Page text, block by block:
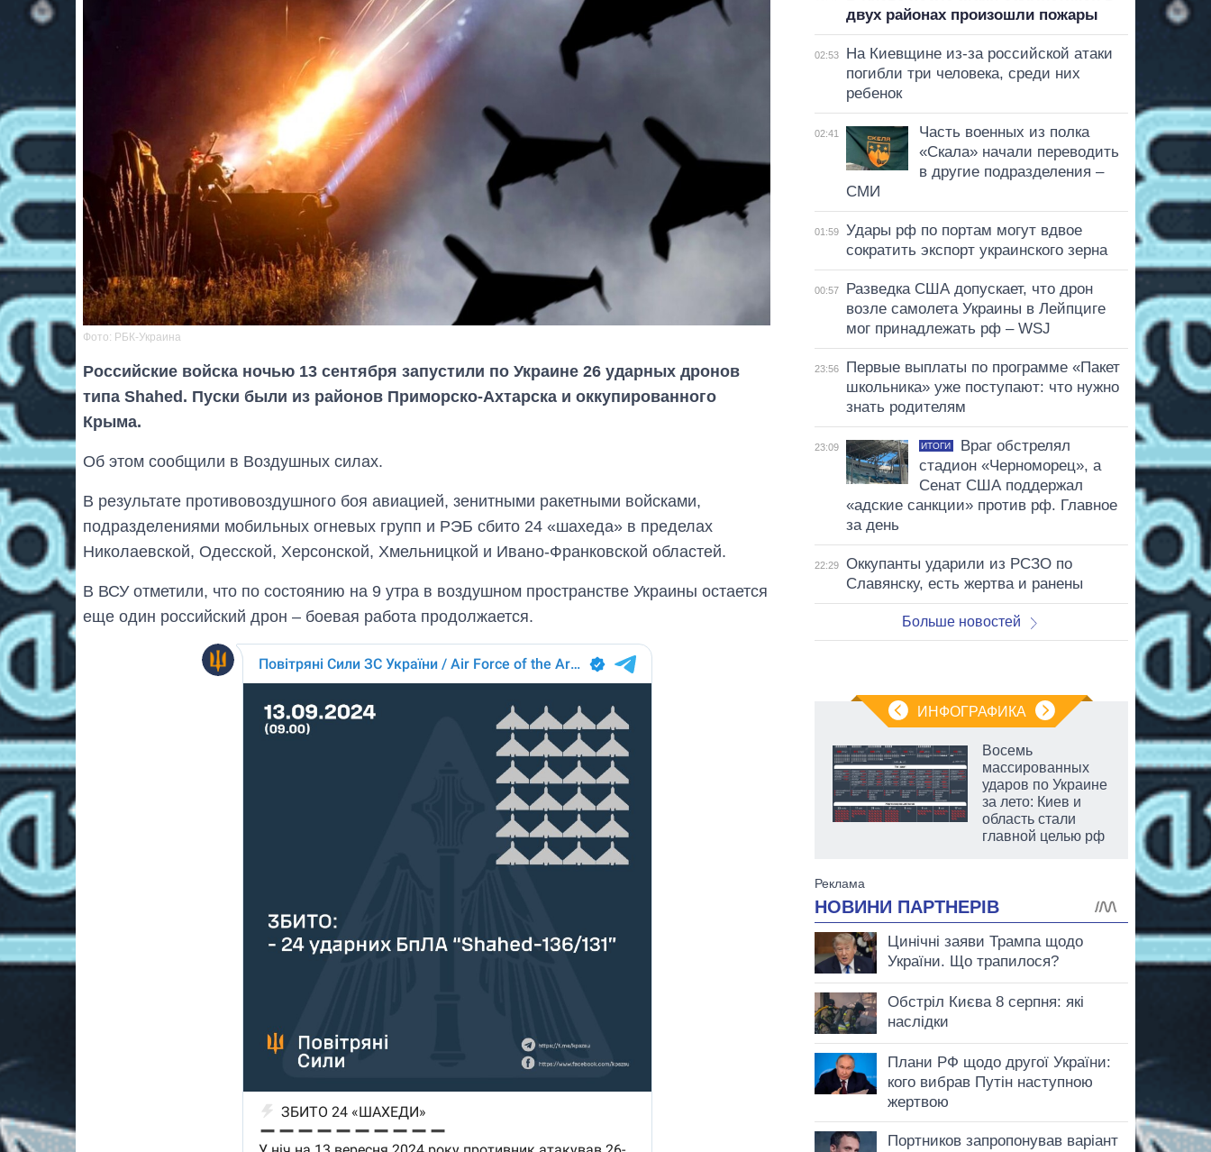
Фото: РБК-Украина
Российские войска ночью 13 сентября запустили по Украине 26 ударных дронов
типа Shahed. Пуски были из районов Приморско-Ахтарска и оккупированного
Крыма.
Об этом сообщили в Воздушных силах.
В результате противовоздушного боя авиацией, зенитными ракетными войсками,
подразделениями мобильных огневых групп и РЭБ сбито 24 «шахеда» в пределах
Николаевской, Одесской, Херсонской, Хмельницкой и Ивано-Франковской областей.
В ВСУ отметили, что по состоянию на 9 утра в воздушном пространстве Украины остается
еще один российский дрон – боевая работа продолжается.
двух районах произошли пожары
02:53
На Киевщине из-за российской атаки
погибли три человека, среди них
ребенок
02:41
Часть военных из полка
«Скала» начали переводить
в другие подразделения –
СМИ
01:59
Удары рф по портам могут вдвое
сократить экспорт украинского зерна
00:57
Разведка США допускает, что дрон
возле самолета Украины в Лейпциге
мог принадлежать рф – WSJ
23:56
Первые выплаты по программе «Пакет
школьника» уже поступают: что нужно
знать родителям
23:09 ИТОГИ
Враг обстрелял
стадион «Черноморец», а
Сенат США поддержал
«адские санкции» против рф. Главное
за день
22:29
Оккупанты ударили из РСЗО по
Славянску, есть жертва и ранены
Больше новостей
ИНФОГРАФИКА
Восемь
массированных
ударов по Украине
за лето: Киев и
область стали
главной целью рф